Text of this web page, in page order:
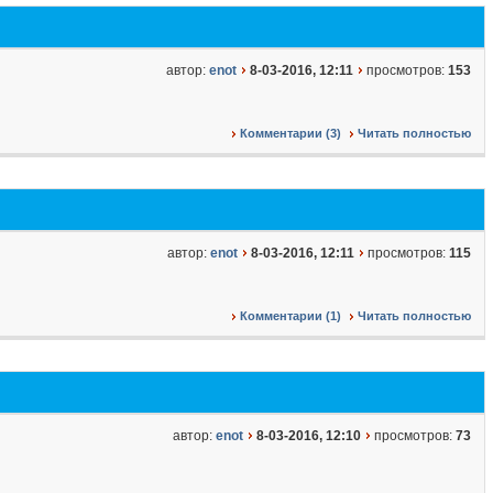
автор: enot 8-03-2016, 12:11 просмотров: 153
Комментарии (3) Читать полностью
автор: enot 8-03-2016, 12:11 просмотров: 115
Комментарии (1) Читать полностью
автор: enot 8-03-2016, 12:10 просмотров: 73